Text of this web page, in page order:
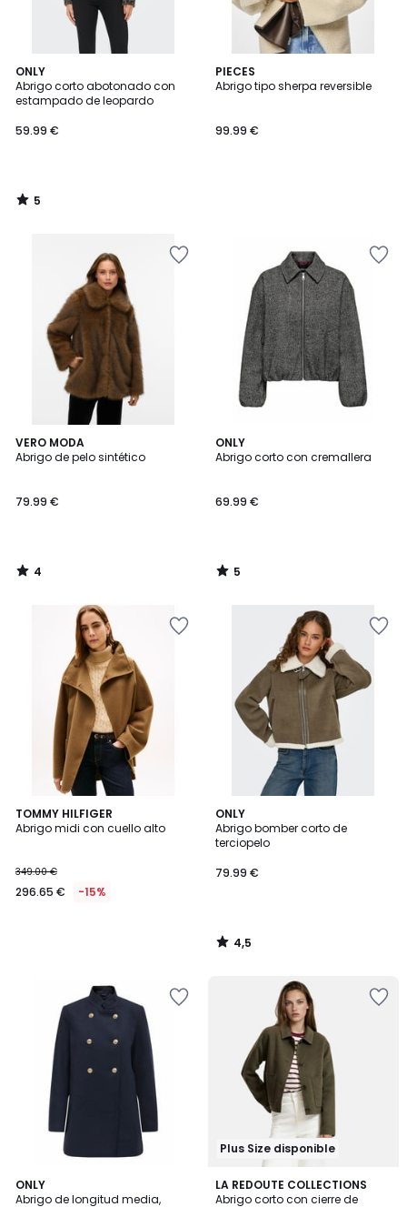
ONLY
Abrigo corto abotonado con
estampado de leopardo
59.99 €
5
/
5
5
/
PIECES
Abrigo tipo sherpa reversible
99.99 €
VERO MODA
Abrigo de pelo sintético
79.99 €
4
/
4
/
ONLY
Abrigo corto con cremallera
69.99 €
5
/
5
/
TOMMY HILFIGER
Abrigo midi con cuello alto
349.00 €
296.65 € -15%
ONLY
Abrigo bomber corto de
terciopelo
79.99 €
4,5
/ 5
4,5
/
ONLY
Abrigo de longitud media,
4,5
/ 5
Plus Size disponible
LA REDOUTE COLLECTIONS
Abrigo corto con cierre de
4,4
/ 5